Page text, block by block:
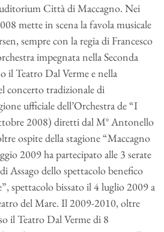
Città di Maccagno. Nei
mette in scena la favola musicale
sempre con la regia di Francesco
impegnata nella Seconda
il Teatro Dal Verme e nella
concerto tradizionale di
ufficiale dell’Orchestra de “I
2008) diretti dal M° Antonello
ospite della stagione “Maccagno
2009 ha partecipato alle 3 serate
Assago dello spettacolo benefico
spettacolo bissato il 4 luglio 2009 a
del Mare. Il 2009-2010, oltre
il Teatro Dal Verme di 8